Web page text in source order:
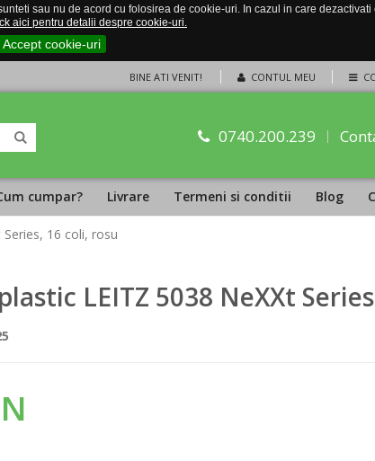
sau nu de acord cu folosirea de cookie-uri. In cazul in care
aici pentru detalii despre cookie-uri.
Accept cookie-uri
CONTUL MEU
BINE ATI VENIT!
0740.200.239
cumpar? Livrare Termeni si conditii Blog
16 coli, rosu
LEITZ 5038 NeXXt